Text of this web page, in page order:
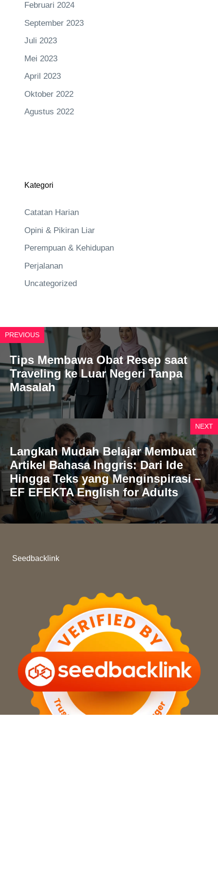
Februari 2024
September 2023
Juli 2023
Mei 2023
April 2023
Oktober 2022
Agustus 2022
Kategori
Catatan Harian
Opini & Pikiran Liar
Perempuan & Kehidupan
Perjalanan
Uncategorized
PREVIOUS
Tips Membawa Obat Resep saat
Traveling ke Luar Negeri Tanpa
Masalah
NEXT
Langkah Mudah Belajar Membuat
Artikel Bahasa Inggris: Dari Ide
Hingga Teks yang Menginspirasi –
EF EFEKTA English for Adults
Seedbacklink